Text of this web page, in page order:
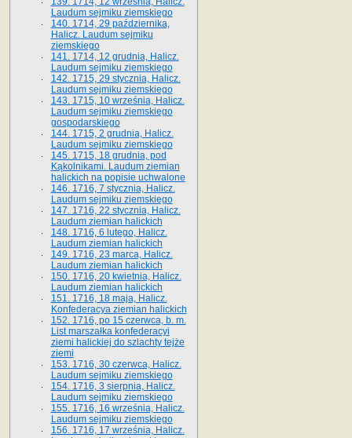
Laudum sejmiku ziemskiego
140. 1714, 29 października,
Halicz. Laudum sejmiku
ziemskiego
141. 1714, 12 grudnia, Halicz.
Laudum sejmiku ziemskiego
142. 1715, 29 stycznia, Halicz.
Laudum sejmiku ziemskiego
143. 1715, 10 września, Halicz.
Laudum sejmiku ziemskiego
gospodarskiego
144. 1715, 2 grudnia, Halicz.
Laudum sejmiku ziemskiego
145. 1715, 18 grudnia, pod
Kąkolnikami. Laudum ziemian
halickich na popisie uchwalone
146. 1716, 7 stycznia, Halicz.
Laudum sejmiku ziemskiego
147. 1716, 22 stycznia, Halicz.
Laudum ziemian halickich
148. 1716, 6 lutego, Halicz.
Laudum ziemian halickich
149. 1716, 23 marca, Halicz.
Laudum ziemian halickich
150. 1716, 20 kwietnia, Halicz.
Laudum ziemian halickich
151. 1716, 18 maja, Halicz.
Konfederacya ziemian halickich
152. 1716, po 15 czerwca, b. m.
List marszałka konfederacyi
ziemi halickiej do szlachty tejże
ziemi
153. 1716, 30 czerwca, Halicz.
Laudum sejmiku ziemskiego
154. 1716, 3 sierpnia, Halicz.
Laudum sejmiku ziemskiego
155. 1716, 16 września, Halicz.
Laudum sejmiku ziemskiego
156. 1716, 17 września, Halicz.